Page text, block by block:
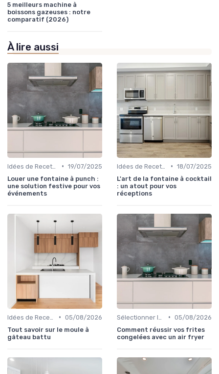
5 meilleurs machine à
boissons gazeuses : notre
comparatif (2026)
À lire aussi
• 19/07/2025
Louer une fontaine à punch :
une solution festive pour vos
événements
• 18/07/2025
L'art de la fontaine à cocktail
: un atout pour vos
réceptions
• 05/08/2026
Tout savoir sur le moule à
gâteau battu
• 05/08/2026
Comment réussir vos frites
congelées avec un air fryer